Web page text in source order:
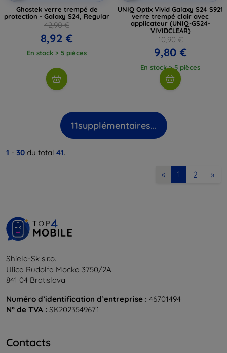
Ghostek verre trempé de
protection - Galaxy S24, Regular
42,90 €
8,92 €
En stock > 5 pièces
UNIQ Optix Vivid Galaxy S24 S921
verre trempé clair avec
applicateur (UNIQ-GS24-
VIVIDCLEAR)
10,90 €
9,80 €
En stock > 5 pièces
11supplémentaires...
1 - 30 du total 41.
« 1 2 »
Shield-Sk s.r.o.
Ulica Rudolfa Mocka 3750/2A
841 04 Bratislava
Numéro d’identification d’entreprise : 46701494
N° de TVA : SK2023549671
Contacts